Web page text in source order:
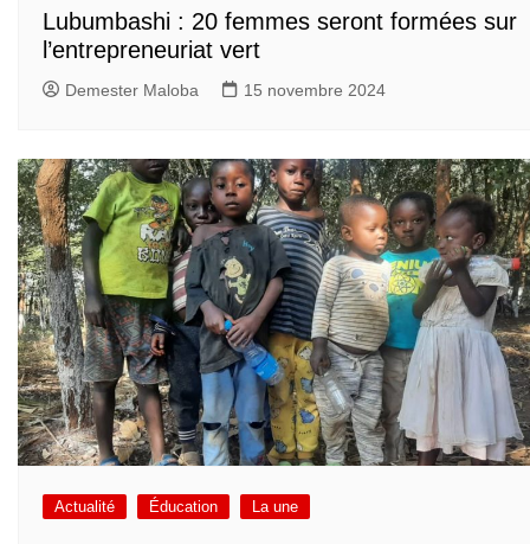
Lubumbashi : 20 femmes seront formées sur
l’entrepreneuriat vert
Demester Maloba 15 novembre 2024
Actualité Éducation La une